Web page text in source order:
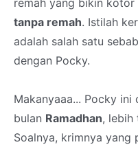
remah yang bikin
tanpa remah. Istilah
adalah salah satu
dengan Pocky.
Makanyaaa... Pocky
bulan Ramadhan, lebih
Soalnya, krimnya